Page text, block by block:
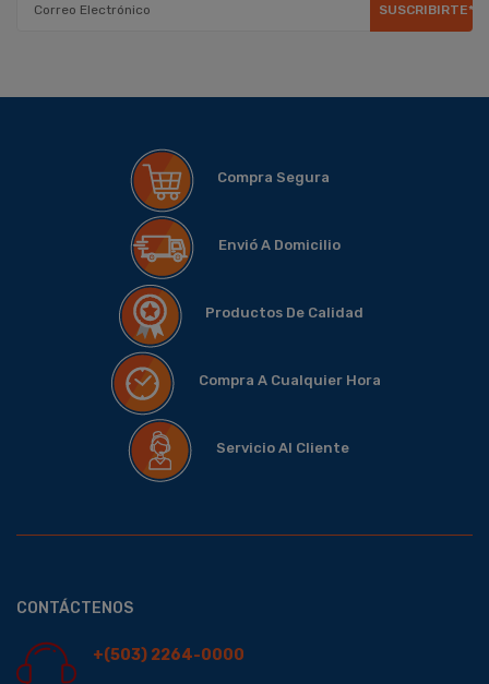
SUSCRIBIRTE*
Compra Segura
Envió A Domicilio
Productos De Calidad
Compra A Cualquier Hora
Servicio Al Cliente
CONTÁCTENOS
+(503) 2264-0000